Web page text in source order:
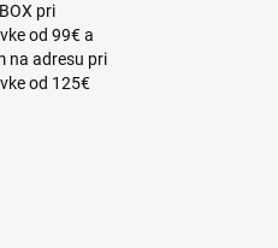
pri
od 99€ a
na adresu pri
od 125€